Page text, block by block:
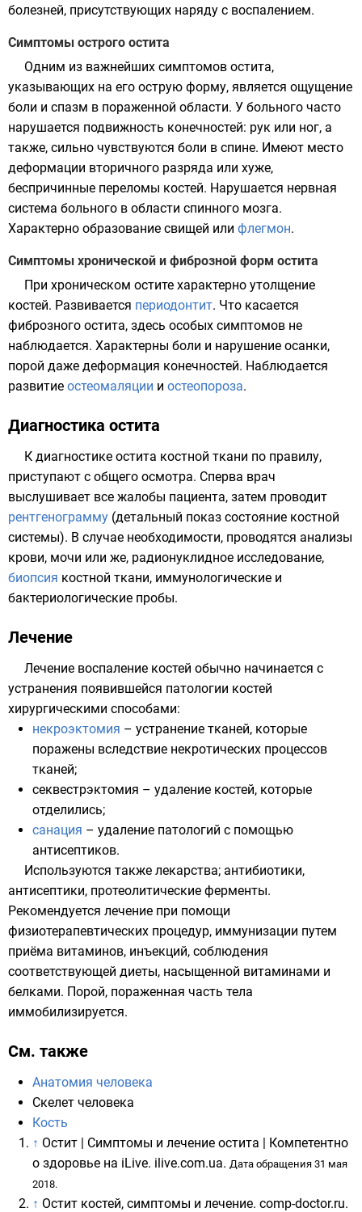
болезней, присутствующих наряду с воспалением.
Симптомы острого остита
Одним из важнейших симптомов остита,
указывающих на его острую форму, является ощущение
боли и спазм в пораженной области. У больного часто
нарушается подвижность конечностей: рук или ног, а
также, сильно чувствуются боли в спине. Имеют место
деформации вторичного разряда или хуже,
беспричинные переломы костей. Нарушается нервная
система больного в области спинного мозга.
Характерно образование свищей или флегмон.
Симптомы хронической и фиброзной форм остита
При хроническом остите характерно утолщение
костей. Развивается периодонтит. Что касается
фиброзного остита, здесь особых симптомов не
наблюдается. Характерны боли и нарушение осанки,
порой даже деформация конечностей. Наблюдается
развитие остеомаляции и остеопороза.
Диагностика остита
К диагностике остита костной ткани по правилу,
приступают с общего осмотра. Сперва врач
выслушивает все жалобы пациента, затем проводит
рентгенограмму (детальный показ состояние костной
системы). В случае необходимости, проводятся анализы
крови, мочи или же, радионуклидное исследование,
биопсия костной ткани, иммунологические и
бактериологические пробы.
Лечение
Лечение воспаление костей обычно начинается с
устранения появившейся патологии костей
хирургическими способами:
некроэктомия – устранение тканей, которые
поражены вследствие некротических процессов
тканей;
секвестрэктомия – удаление костей, которые
отделились;
санация – удаление патологий с помощью
антисептиков.
Используются также лекарства; антибиотики,
антисептики, протеолитические ферменты.
Рекомендуется лечение при помощи
физиотерапевтических процедур, иммунизации путем
приёма витаминов, инъекций, соблюдения
соответствующей диеты, насыщенной витаминами и
белками. Порой, пораженная часть тела
иммобилизируется.
См. также
Анатомия человека
Скелет человека
Кость
↑ Остит | Симптомы и лечение остита | Компетентно
о здоровье на iLive. ilive.com.ua. Дата обращения 31 мая
2018.
↑ Остит костей, симптомы и лечение. comp-doctor.ru.